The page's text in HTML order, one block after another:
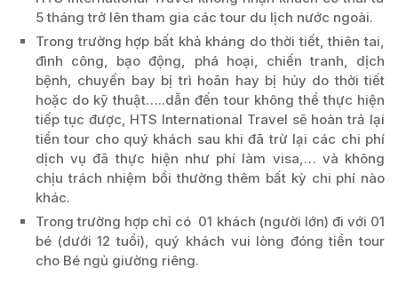
5 tháng trở lên tham gia các tour du lịch nước ngoài.
Trong trường hợp bất khả kháng do thời tiết, thiên tai,
đình công, bạo động, phá hoại, chiến tranh, dịch
bệnh, chuyến bay bị trì hoãn hay bị hủy do thời tiết
hoặc do kỹ thuật…..dẫn đến tour không thể thực hiện
tiếp tục được, HTS International Travel sẽ hoàn trả lại
tiền tour cho quý khách sau khi đã trừ lại các chi phí
dịch vụ đã thực hiện như phí làm visa,… và không
chịu trách nhiệm bồi thường thêm bất kỳ chi phí nào
khác.
Trong trường hợp chỉ có 01 khách (người lớn) đi với 01
bé (dưới 12 tuổi), quý khách vui lòng đóng tiền tour
cho Bé ngủ giường riêng.